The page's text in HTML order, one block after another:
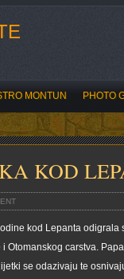
MONTUN PHOTO
KOD
kod Lepanta odigrala
carstva.
se odazivaju te